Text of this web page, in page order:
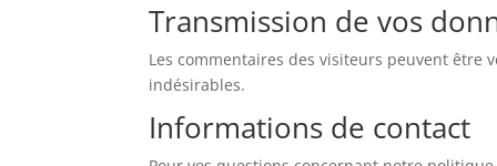
Transmission de vos
Les commentaires des visiteurs peuvent être
indésirables.
Informations de contact